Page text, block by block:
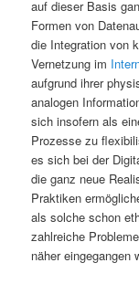
auf dieser Basis
Formen von
die Integration von
Vernetzung im
aufgrund ihrer
analogen
sich insofern als
Prozesse zu
es sich bei der
die ganz neue
Praktiken
als solche schon
zahlreiche
näher eingegangen